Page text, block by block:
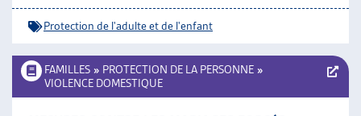
Protection de l'adulte et de l'enfant
FAMILLES » PROTECTION DE LA PERSONNE »
VIOLENCE DOMESTIQUE